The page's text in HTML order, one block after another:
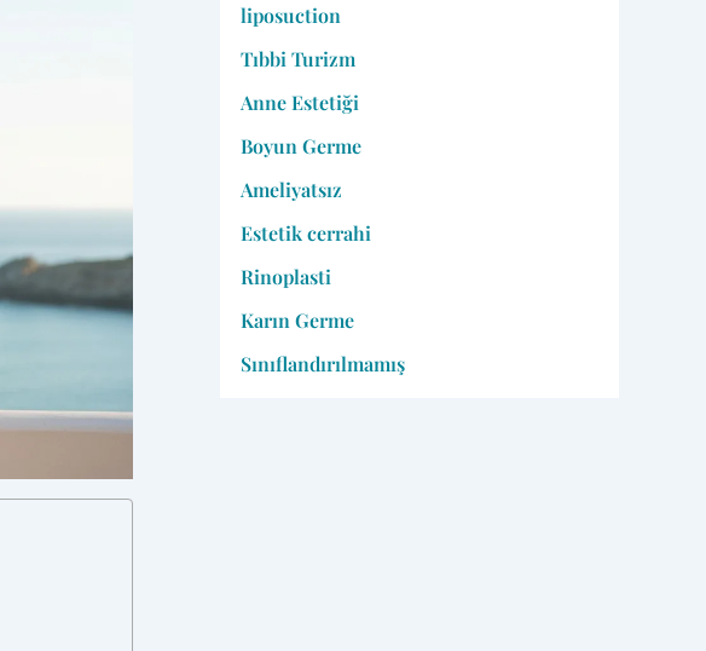
liposuction
Tıbbi Turizm
Anne Estetiği
Boyun Germe
Ameliyatsız
Estetik cerrahi
Rinoplasti
Karın Germe
Sınıflandırılmamış